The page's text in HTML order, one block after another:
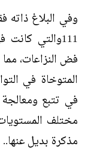
وفي البلاغ
111والتي
فض النزاعات،
المتوخاة في
في تتبع
مختلف
مذكرة بديل عنها..